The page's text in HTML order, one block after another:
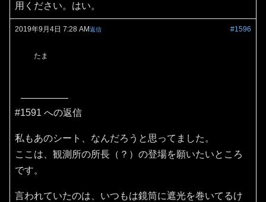
用ください。はい。
2019年9月4日 7:28 AM #1596
返信
たま
#1591 への返信
私もあのシート、なんだろうと思ってました。
ここは、観測所の所長（？）の登場を願いたいところ
です。
言われていたのは、いつもは鏡筒に遮光を巻いてるけ